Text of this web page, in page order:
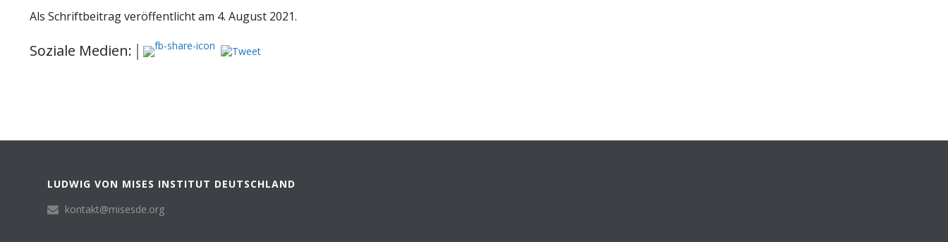
Als Schriftbeitrag veröffentlicht am 4. August 2021.
Soziale Medien:
LUDWIG VON MISES INSTITUT DEUTSCHLAND
kontakt@misesde.org